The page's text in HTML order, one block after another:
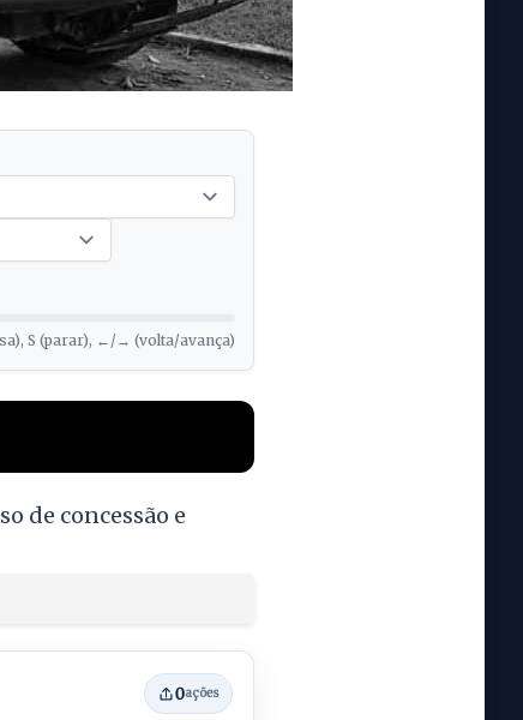
S (parar), ←/→ (volta/avança)
de concessão e
0ações